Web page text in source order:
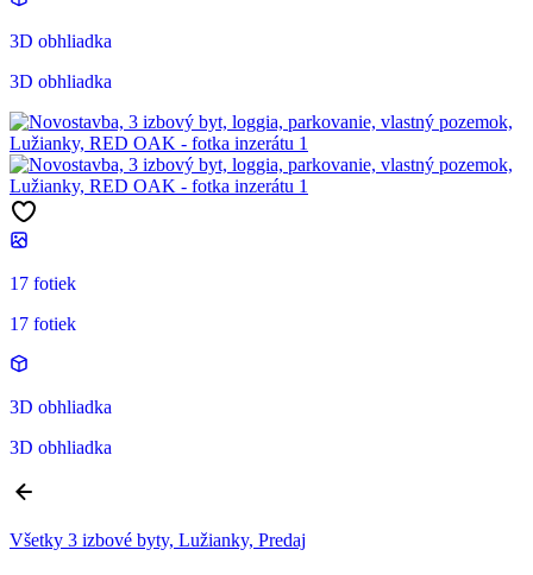
3D obhliadka
3D obhliadka
17 fotiek
17 fotiek
3D obhliadka
3D obhliadka
Všetky 3 izbové byty, Lužianky, Predaj